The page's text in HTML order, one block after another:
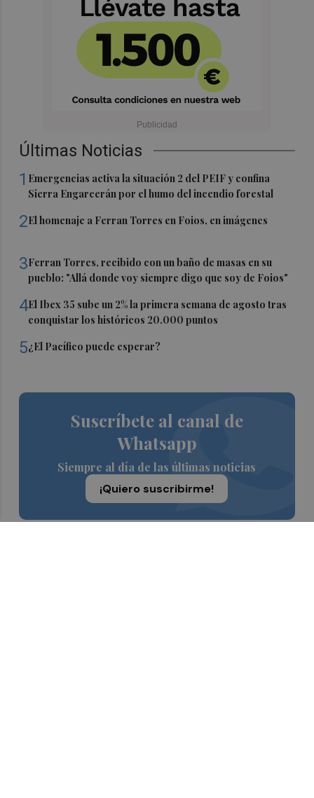
Últimas Noticias
1 Emergencias activa la situación 2 del PEIF y confina
Sierra Engarcerán por el humo del incendio forestal
2El homenaje a Ferran Torres en Foios, en imágenes
3Ferran Torres, recibido con un baño de masas en su
pueblo: "Allá donde voy siempre digo que soy de Foios"
4El Ibex 35 sube un 2% la primera semana de agosto tras
conquistar los históricos 20.000 puntos
5¿El Pacífico puede esperar?
Suscríbete al canal de
Whatsapp
Siempre al día de las últimas noticias
¡Quiero suscribirme!